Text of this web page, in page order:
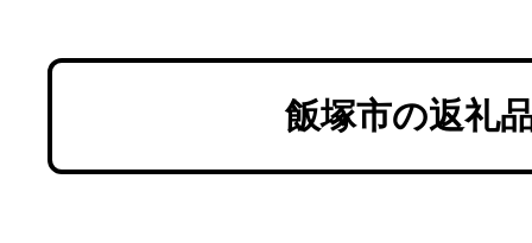
飯塚市の返礼